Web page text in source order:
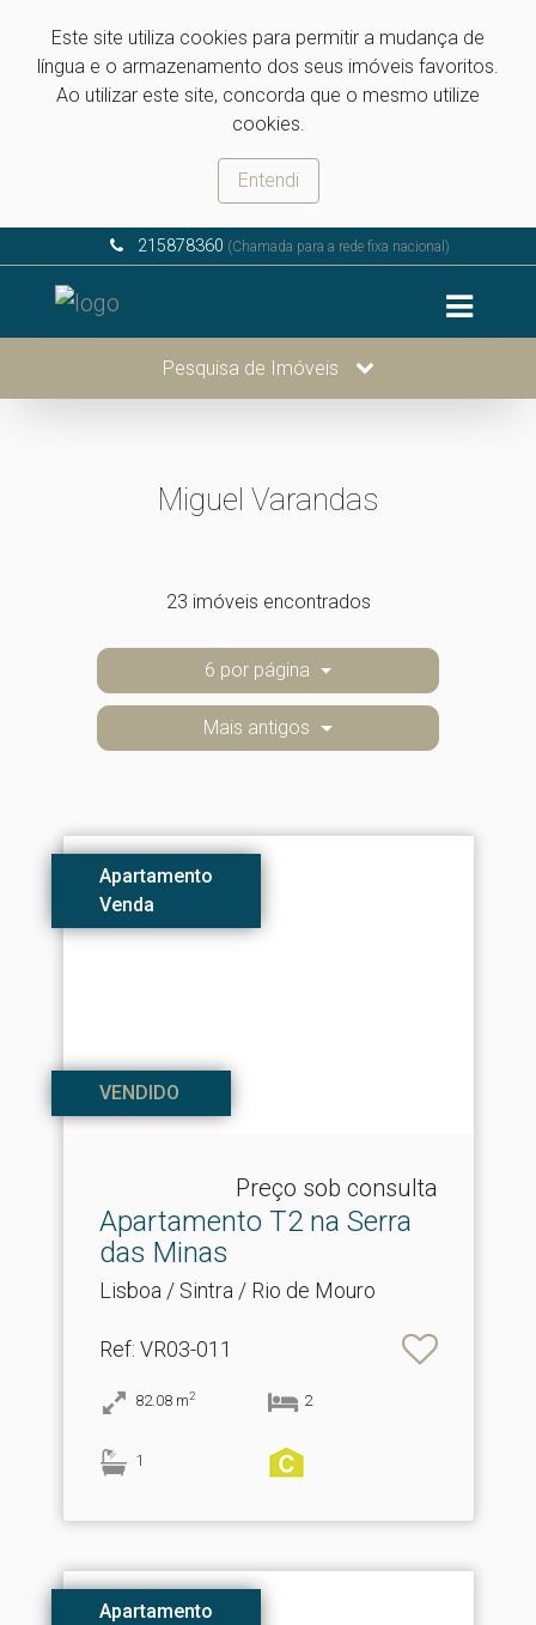
Este site utiliza cookies para permitir a mudança de
língua e o armazenamento dos seus imóveis favoritos.
Ao utilizar este site, concorda que o mesmo utilize
cookies.
Entendi
215878360 (Chamada para a rede fixa nacional)
Pesquisa de Imóveis
Miguel Varandas
23 imóveis encontrados
6 por página
Mais antigos
Apartamento
Venda
VENDIDO
Preço sob consulta
Apartamento T2 na Serra
das Minas
Lisboa / Sintra / Rio de Mouro
Ref: VR03-011
82.08 m2 2
1
Apartamento